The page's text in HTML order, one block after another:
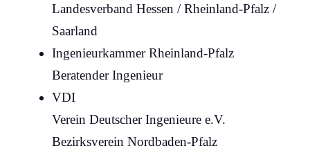
Landesverband Hessen / Rheinland-Pfalz /
Saarland
Ingenieurkammer Rheinland-Pfalz
Beratender Ingenieur
VDI
Verein Deutscher Ingenieure e.V.
Bezirksverein Nordbaden-Pfalz